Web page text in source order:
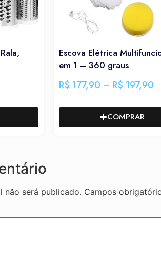
Elétrica Multifuncional 3
197,90
Mini
R$
não será publicado. Campos